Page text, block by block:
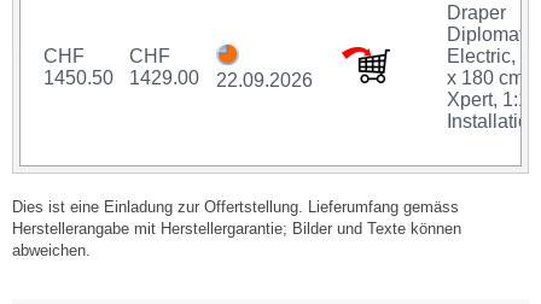
CHF
1450.50
CHF
1429.00
22.09.2026
Draper
Diplomat
Electric,
x 180 cm,
Xpert, 1:1,
Installation
Dies ist eine Einladung zur Offertstellung. Lieferumfang gemäss
Herstellerangabe mit Herstellergarantie; Bilder und Texte können
abweichen.